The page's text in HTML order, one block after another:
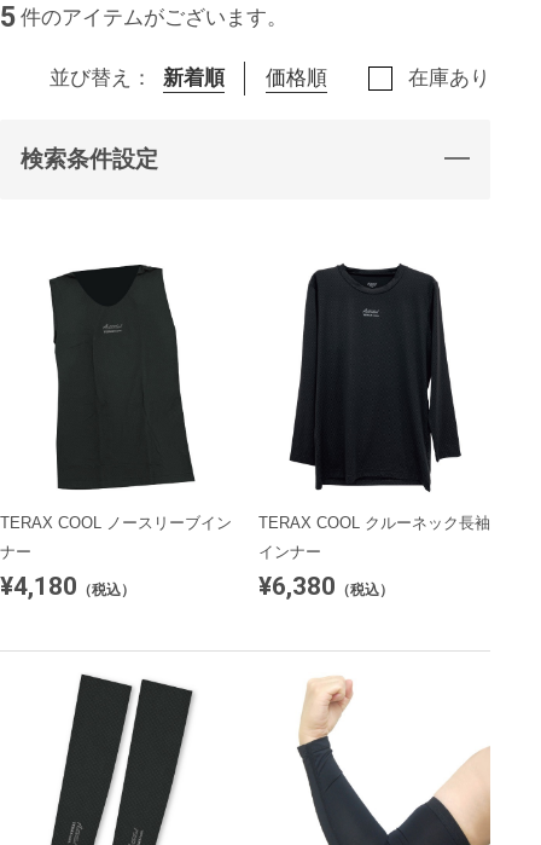
5 件のアイテムがございます。
並び替え： 新着順 価格順 在庫あり
検索条件設定
TERAX COOL ノースリーブイン
ナー
¥4,180 （税込）
TERAX COOL クルーネック長袖
インナー
¥6,380 （税込）